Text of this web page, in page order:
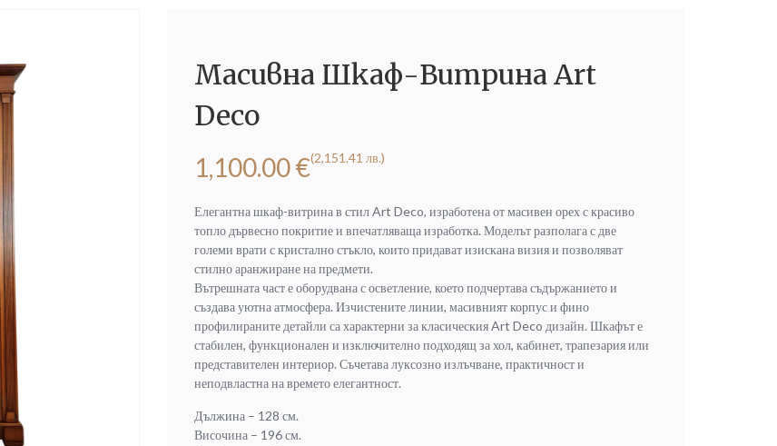
Масивна Шкаф-Витрина Art
Deco
1,100.00€(2,151.41 лв.)
Елегантна шкаф-витрина в стил Art Deco, изработена от масивен орех с красиво
топло дървесно покритие и впечатляваща изработка. Моделът разполага с две
големи врати с кристално стъкло, които придават изискана визия и позволяват
стилно аранжиране на предмети.
Вътрешната част е оборудвана с осветление, което подчертава съдържанието и
създава уютна атмосфера. Изчистените линии, масивният корпус и фино
профилираните детайли са характерни за класическия Art Deco дизайн. Шкафът е
стабилен, функционален и изключително подходящ за хол, кабинет, трапезария или
представителен интериор. Съчетава луксозно излъчване, практичност и
неподвластна на времето елегантност.
Дължина – 128 см.
Височина – 196 см.